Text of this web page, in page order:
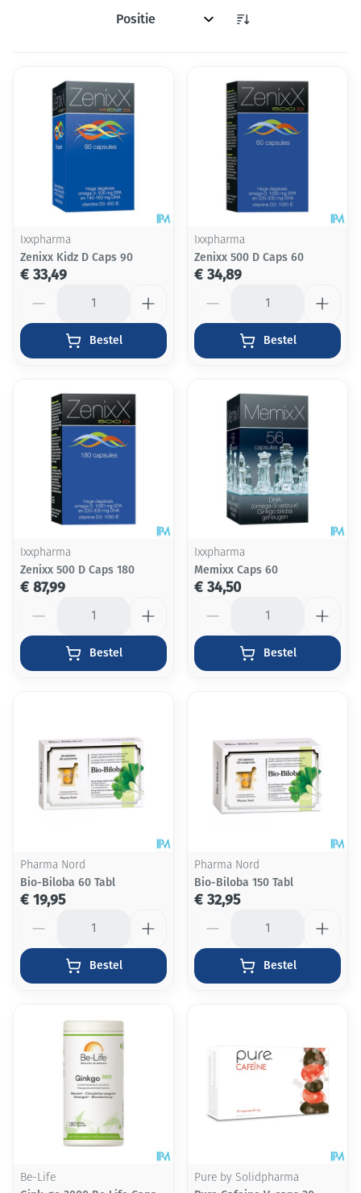
Sorteer op:
Ixxpharma
Zenixx Kidz D Caps 90
€ 33,49
Bestel
Ixxpharma
Zenixx 500 D Caps 60
€ 34,89
Bestel
Ixxpharma
Zenixx 500 D Caps 180
€ 87,99
Bestel
Ixxpharma
Memixx Caps 60
€ 34,50
Bestel
Pharma Nord
Bio-Biloba 60 Tabl
€ 19,95
Bestel
Pharma Nord
Bio-Biloba 150 Tabl
€ 32,95
Bestel
Be-Life Pure by Solidpharma